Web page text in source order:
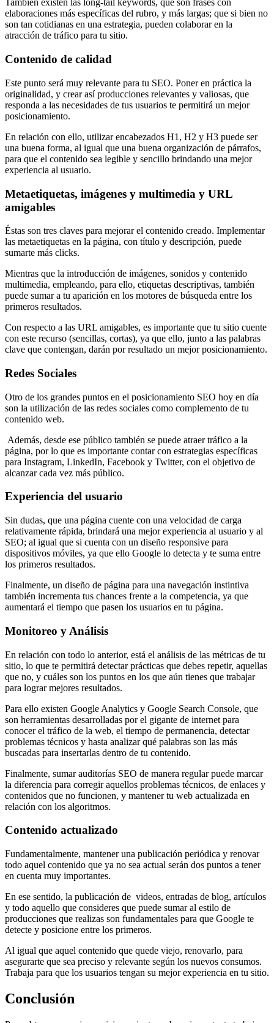
También existen las long-tail keywords, que son frases con
elaboraciones más específicas del rubro, y más largas; que si bien no
son tan cotidianas en una estrategia, pueden colaborar en la
atracción de tráfico para tu sitio.
Contenido de calidad
Este punto será muy relevante para tu SEO. Poner en práctica la
originalidad, y crear así producciones relevantes y valiosas, que
responda a las necesidades de tus usuarios te permitirá un mejor
posicionamiento.
En relación con ello, utilizar encabezados H1, H2 y H3 puede ser
una buena forma, al igual que una buena organización de párrafos,
para que el contenido sea legible y sencillo brindando una mejor
experiencia al usuario.
Metaetiquetas, imágenes y multimedia y URL
amigables
Éstas son tres claves para mejorar el contenido creado. Implementar
las metaetiquetas en la página, con título y descripción, puede
sumarte más clicks.
Mientras que la introducción de imágenes, sonidos y contenido
multimedia, empleando, para ello, etiquetas descriptivas, también
puede sumar a tu aparición en los motores de búsqueda entre los
primeros resultados.
Con respecto a las URL amigables, es importante que tu sitio cuente
con este recurso (sencillas, cortas), ya que ello, junto a las palabras
clave que contengan, darán por resultado un mejor posicionamiento.
Redes Sociales
Otro de los grandes puntos en el posicionamiento SEO hoy en día
son la utilización de las redes sociales como complemento de tu
contenido web.
Además, desde ese público también se puede atraer tráfico a la
página, por lo que es importante contar con estrategias específicas
para Instagram, LinkedIn, Facebook y Twitter, con el objetivo de
alcanzar cada vez más público.
Experiencia del usuario
Sin dudas, que una página cuente con una velocidad de carga
relativamente rápida, brindará una mejor experiencia al usuario y al
SEO; al igual que si cuenta con un diseño responsive para
dispositivos móviles, ya que ello Google lo detecta y te suma entre
los primeros resultados.
Finalmente, un diseño de página para una navegación instintiva
también incrementa tus chances frente a la competencia, ya que
aumentará el tiempo que pasen los usuarios en tu página.
Monitoreo y Análisis
En relación con todo lo anterior, está el análisis de las métricas de tu
sitio, lo que te permitirá detectar prácticas que debes repetir, aquellas
que no, y cuáles son los puntos en los que aún tienes que trabajar
para lograr mejores resultados.
Para ello existen Google Analytics y Google Search Console, que
son herramientas desarrolladas por el gigante de internet para
conocer el tráfico de la web, el tiempo de permanencia, detectar
problemas técnicos y hasta analizar qué palabras son las más
buscadas para insertarlas dentro de tu contenido.
Finalmente, sumar auditorías SEO de manera regular puede marcar
la diferencia para corregir aquellos problemas técnicos, de enlaces y
contenidos que no funcionen, y mantener tu web actualizada en
relación con los algoritmos.
Contenido actualizado
Fundamentalmente, mantener una publicación periódica y renovar
todo aquel contenido que ya no sea actual serán dos puntos a tener
en cuenta muy importantes.
En ese sentido, la publicación de videos, entradas de blog, artículos
y todo aquello que consideres que puede sumar al estilo de
producciones que realizas son fundamentales para que Google te
detecte y posicione entre los primeros.
Al igual que aquel contenido que quede viejo, renovarlo, para
asegurarte que sea preciso y relevante según los nuevos consumos.
Trabaja para que los usuarios tengan su mejor experiencia en tu sitio.
Conclusión